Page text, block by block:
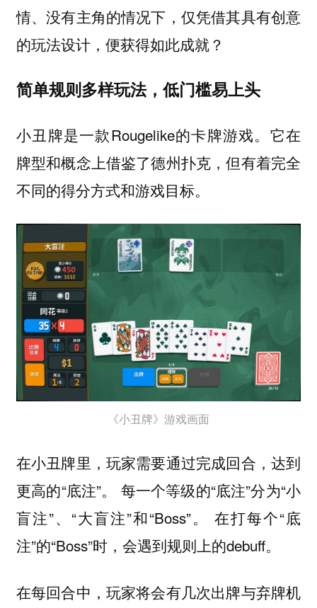
情、没有主角的情况下，仅凭借其具有创意
的玩法设计，便获得如此成就？
简单规则多样玩法，低门槛易上头
小丑牌是一款Rougelike的卡牌游戏。它在
牌型和概念上借鉴了德州扑克，但有着完全
不同的得分方式和游戏目标。
《小丑牌》游戏画面
在小丑牌里，玩家需要通过完成回合，达到
更高的“底注”。 每一个等级的“底注”分为“小
盲注”、“大盲注”和“Boss”。 在打每个“底
注”的“Boss”时，会遇到规则上的debuff。
在每回合中，玩家将会有几次出牌与弃牌机